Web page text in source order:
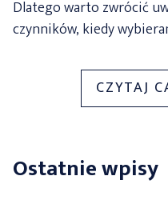
Dlatego warto zwrócić
czynników, kiedy
CZYTAJ
Ostatnie wpisy